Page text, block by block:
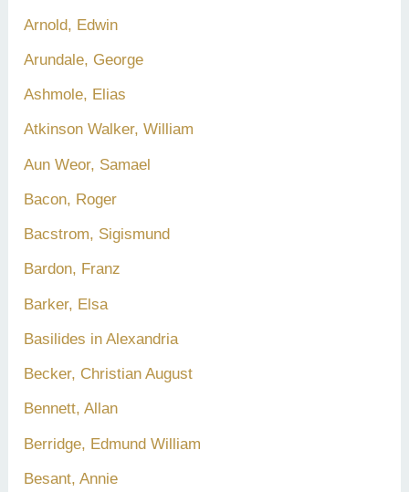
Arnold, Edwin
Arundale, George
Ashmole, Elias
Atkinson Walker, William
Aun Weor, Samael
Bacon, Roger
Bacstrom, Sigismund
Bardon, Franz
Barker, Elsa
Basilides in Alexandria
Becker, Christian August
Bennett, Allan
Berridge, Edmund William
Besant, Annie